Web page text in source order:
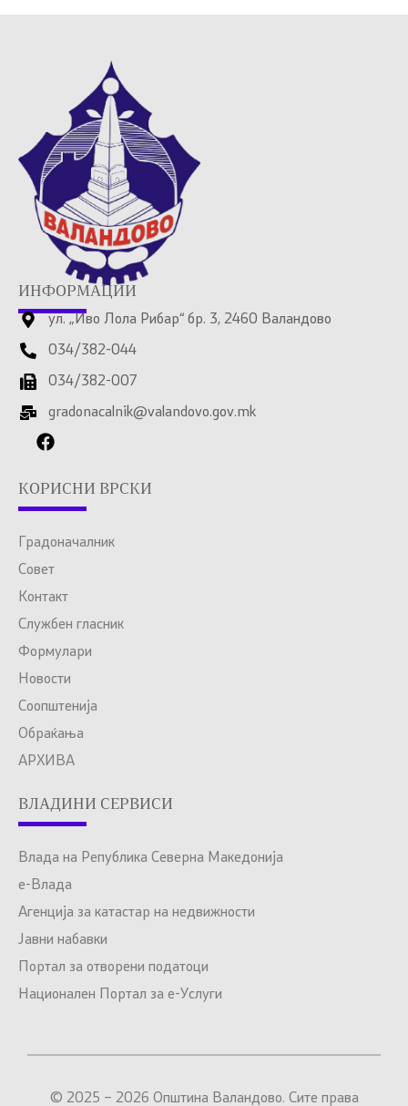
ИНФОРМАЦИИ
ул. „Иво Лола Рибар“ бр. 3, 2460 Валандово
034/382-044
034/382-007
gradonacalnik@valandovo.gov.mk
КОРИСНИ ВРСКИ
Градоначалник
Совет
Контакт
Службен гласник
Формулари
Новости
Соопштенија
Обраќања
АРХИВА
ВЛАДИНИ СЕРВИСИ
Влада на Република Северна Македонија
е-Влада
Агенција за катастар на недвижности
Јавни набавки
Портал за отворени податоци
Национален Портал за е-Услуги
© 2025 – 2026 Општина Валандово. Сите права